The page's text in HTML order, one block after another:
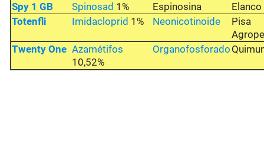
Spy 1 GB
Spinosad 1% Espinosina
Elanco
Totenfli
Imidacloprid 1% Neonicotinoide
Pisa
Twenty One Azamétifos
10,52%
Organofosforado